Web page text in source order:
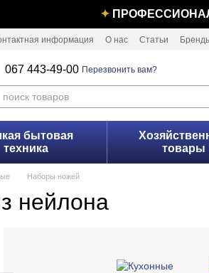
✦
информация О нас Статьи
067 443-49-00 Перезвонить вам?
бытовая
техника
товары
Наборы ножей
нейлона